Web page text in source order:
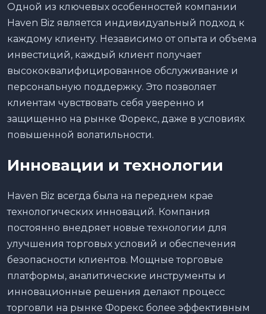
Одной из ключевых особенностей компании
Haven Biz является индивидуальный подход к
каждому клиенту. Независимо от опыта и объема
инвестиций, каждый клиент получает
высококвалифицированное обслуживание и
персональную поддержку. Это позволяет
клиентам чувствовать себя уверенно и
защищенно на рынке Форекс, даже в условиях
повышенной волатильности.
Инновации и технологии
Haven Biz всегда была на переднем крае
технологических инноваций. Компания
постоянно внедряет новые технологии для
улучшения торговых условий и обеспечения
безопасности клиентов. Мощные торговые
платформы, аналитические инструменты и
инновационные решения делают процесс
торговли на рынке Форекс более эффективным